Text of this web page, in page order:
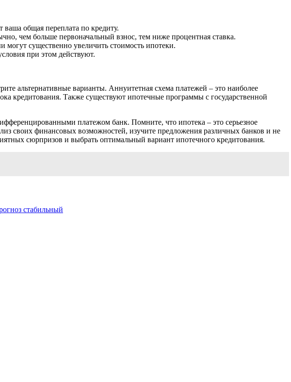
общая переплата по кредиту.
чем больше первоначальный взнос, тем ниже процентная ставка.
существенно увеличить стоимость ипотеки.
при этом действуют.
альтернативные варианты. Аннуитетная схема платежей – это наиболее
кредитования. Также существуют ипотечные программы с государственной
платежом банк. Помните, что ипотека – это серьезное
своих финансовых возможностей, изучите предложения различных банков и не
сюрпризов и выбрать оптимальный вариант ипотечного кредитования.
стабильный